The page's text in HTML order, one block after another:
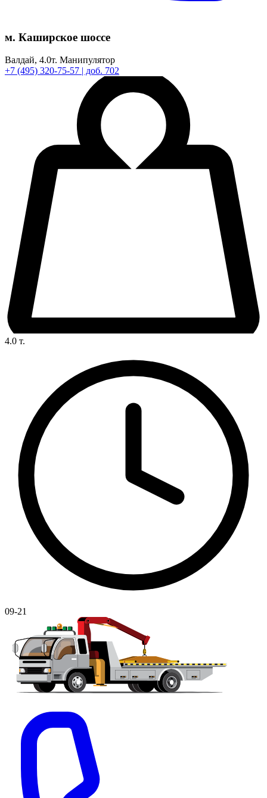
м. Каширское шоссе
Валдай, 4.0т. Манипулятор
+7 (495) 320-75-57 | доб. 702
4.0 т.
09-21